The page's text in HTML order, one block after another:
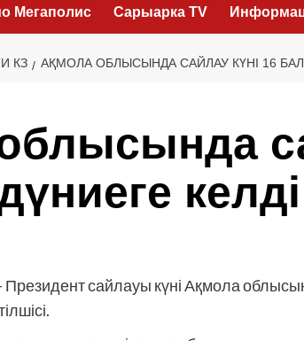
Мегаполис Сарыарка TV
КЗ АҚМОЛА ОБЛЫСЫНДА САЙЛАУ КҮНІ 16
келді
сайлауы күні Ақмола